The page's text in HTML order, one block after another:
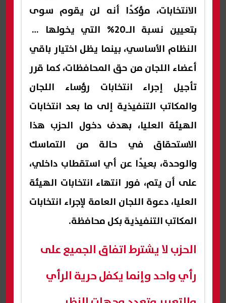
الانتخابات، مؤكدًا أنه لن يقوم سوى
بتعيين نسبة الـ20% التي يخولها له
النظام الأساسي، بينما يظل اختيار باقي
أعضاء اللجان من حق المحافظات، كما قرر
تأجيل إجراء انتخابات رؤساء اللجان
والمكاتب التنفيذية إلى ما بعد انتخابات
الهيئة العليا، بهدف دخول الحزب هذا
الاستحقاق في حالة من التماسك
والوحدة، بعيدًا عن أي استقطاب داخلي،
على أن يتم، فور انتهاء انتخابات الهيئة
العليا، دعوة اللجان العامة لإجراء انتخابات
المكاتب التنفيذية بكل محافظة.
الحزب لا يشترط اتفاق الجميع على
رأي واحد وإنما يكفل حرية الرأي